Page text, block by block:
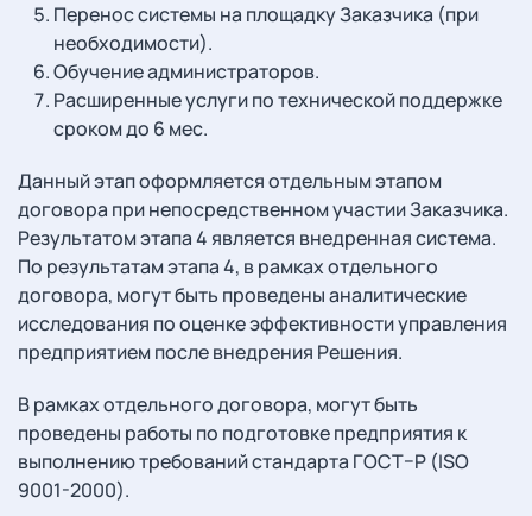
Перенос системы на площадку Заказчика (при
необходимости).
Обучение администраторов.
Расширенные услуги по технической поддержке
сроком до 6 мес.
Данный этап оформляется отдельным этапом
договора при непосредственном участии Заказчика.
Результатом этапа 4 является внедренная система.
По результатам этапа 4, в рамках отдельного
договора, могут быть проведены аналитические
исследования по оценке эффективности управления
предприятием после внедрения Решения.
В рамках отдельного договора, могут быть
проведены работы по подготовке предприятия к
выполнению требований стандарта ГОСТ–Р (ISO
9001-2000).